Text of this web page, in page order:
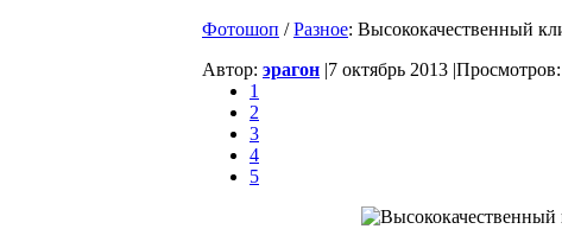
Фотошоп /Разное: Высококачественный
Автор: эрагон |7 октябрь 2013 |Просмотров:
1
2
3
4
5